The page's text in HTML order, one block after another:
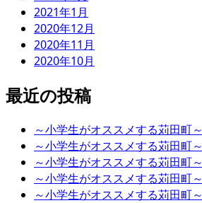
2021年1月
2020年12月
2020年11月
2020年10月
最近の投稿
～小学生がオススメする苅田町～
～小学生がオススメする苅田町～
～小学生がオススメする苅田町～
～小学生がオススメする苅田町～
～小学生がオススメする苅田町～